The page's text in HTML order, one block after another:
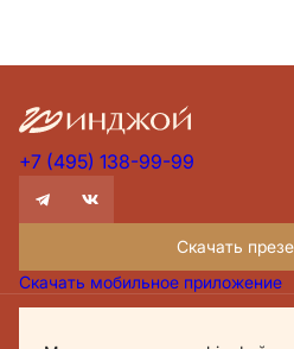
+7 (495) 138-99-99
Скачать
Скачать мобильное приложение